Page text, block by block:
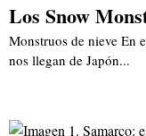
Los Snow
Monstruos de nieve En
nos llegan de Japón...